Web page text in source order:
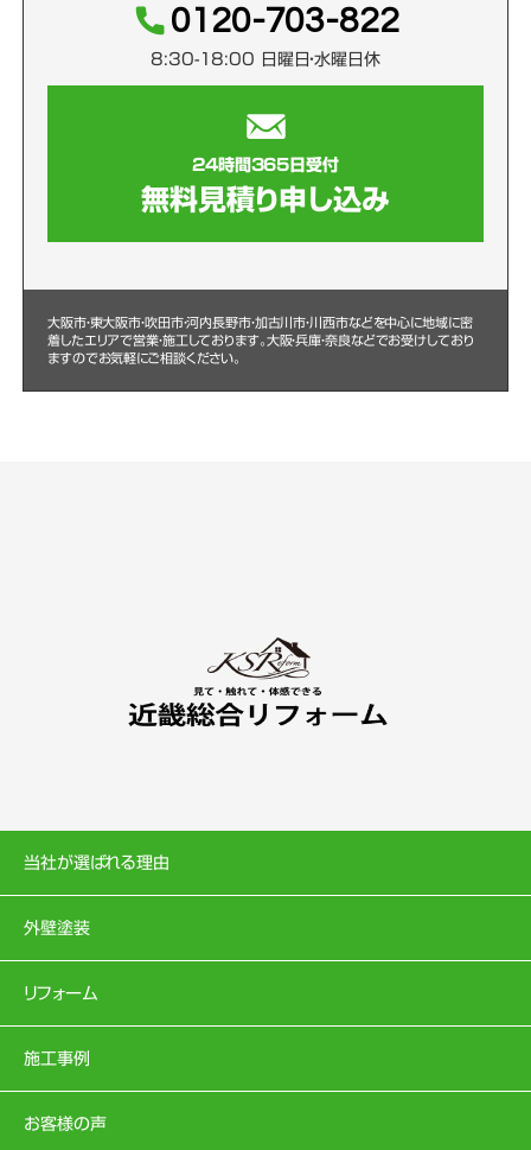
0120-703-822
8:30-18:00 日曜日・水曜日休
24時間365日受付
無料見積り申し込み
大阪市・東大阪市・吹田市・河内長野市・加古川市・川西市などを中心に地域に密
着したエリアで営業・施工しております。大阪・兵庫・奈良などでお受けしており
ますのでお気軽にご相談ください。
当社が選ばれる理由
外壁塗装
リフォーム
施工事例
お客様の声